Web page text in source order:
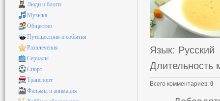
Язык: Русский
Длительность
Всего комментариев: 0
Люди и блоги
Музыка
Общество
Путешествия и события
Развлечения
Сериалы
Спорт
Транспорт
Фильмы и анимация